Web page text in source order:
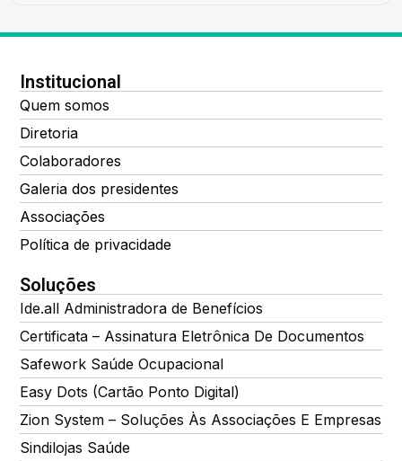
Institucional
Quem somos
Diretoria
Colaboradores
Galeria dos presidentes
Associações
Política de privacidade
Soluções
Ide.all Administradora de Benefícios
Certificata – Assinatura Eletrônica De Documentos
Safework Saúde Ocupacional
Easy Dots (Cartão Ponto Digital)
Zion System – Soluções Às Associações E Empresas
Sindilojas Saúde